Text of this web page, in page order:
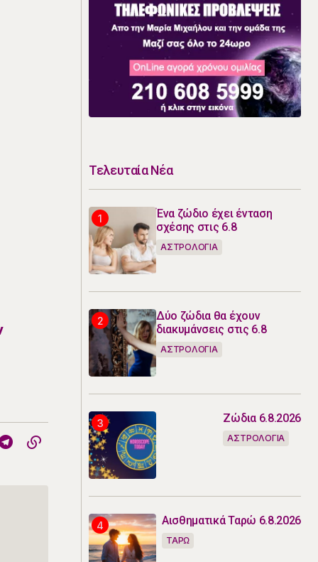
Τελευταία Νέα
Ένα ζώδιο έχει ένταση
σχέσης στις 6.8
ΑΣΤΡΟΛΟΓΙΑ
Δύο ζώδια θα έχουν
διακυμάνσεις στις 6.8
ΑΣΤΡΟΛΟΓΙΑ
Ζώδια 6.8.2026
ΑΣΤΡΟΛΟΓΙΑ
Αισθηματικά Ταρώ 6.8.2026
ΤΑΡΩ